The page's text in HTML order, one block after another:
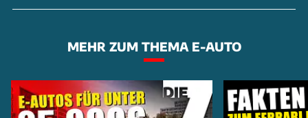
MEHR ZUM THEMA E-AUTO